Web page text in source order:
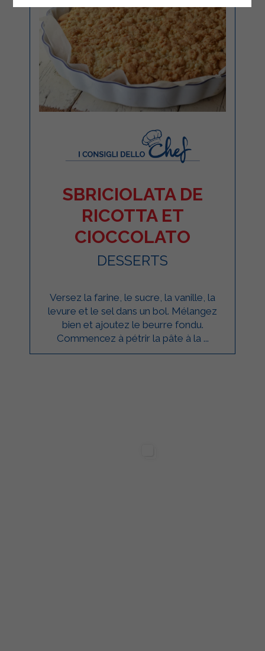
SBRICIOLATA DE
RICOTTA ET
CIOCCOLATO
DESSERTS
Versez la farine, le sucre, la vanille, la
levure et le sel dans un bol. Mélangez
bien et ajoutez le beurre fondu.
Commencez à pétrir la pâte à la ...